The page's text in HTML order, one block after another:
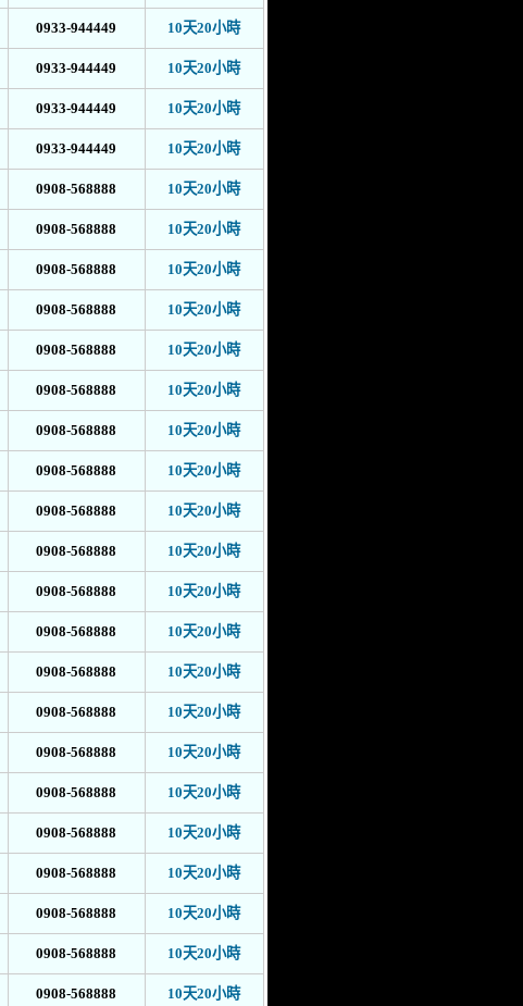
0933-944449 10天20小時
0933-944449 10天20小時
0933-944449 10天20小時
0933-944449 10天20小時
0908-568888 10天20小時
0908-568888 10天20小時
0908-568888 10天20小時
0908-568888 10天20小時
0908-568888 10天20小時
0908-568888 10天20小時
0908-568888 10天20小時
0908-568888 10天20小時
0908-568888 10天20小時
0908-568888 10天20小時
0908-568888 10天20小時
0908-568888 10天20小時
0908-568888 10天20小時
0908-568888 10天20小時
0908-568888 10天20小時
0908-568888 10天20小時
0908-568888 10天20小時
0908-568888 10天20小時
0908-568888 10天20小時
0908-568888 10天20小時
0908-568888 10天20小時